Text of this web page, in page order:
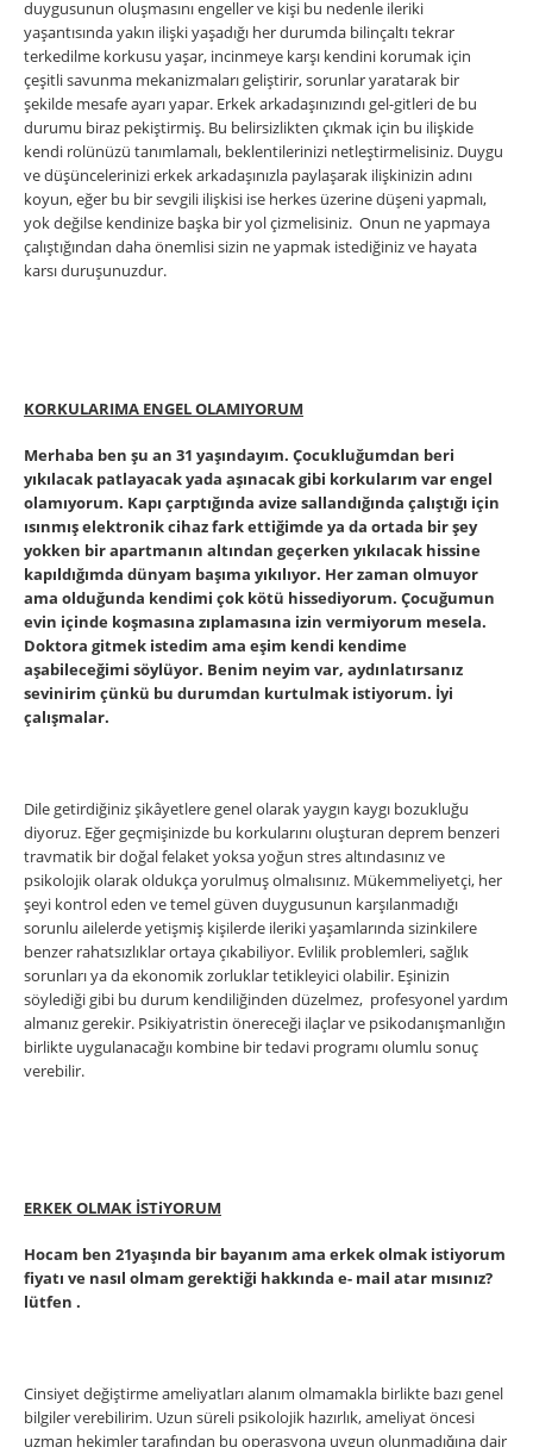
duygusunun oluşmasını engeller ve kişi bu nedenle ileriki
yaşantısında yakın ilişki yaşadığı her durumda bilinçaltı tekrar
terkedilme korkusu yaşar, incinmeye karşı kendini korumak için
çeşitli savunma mekanizmaları geliştirir, sorunlar yaratarak bir
şekilde mesafe ayarı yapar. Erkek arkadaşınızındı gel-gitleri de bu
durumu biraz pekiştirmiş. Bu belirsizlikten çıkmak için bu ilişkide
kendi rolünüzü tanımlamalı, beklentilerinizi netleştirmelisiniz. Duygu
ve düşüncelerinizi erkek arkadaşınızla paylaşarak ilişkinizin adını
koyun, eğer bu bir sevgili ilişkisi ise herkes üzerine düşeni yapmalı,
yok değilse kendinize başka bir yol çizmelisiniz. Onun ne yapmaya
çalıştığından daha önemlisi sizin ne yapmak istediğiniz ve hayata
karsı duruşunuzdur.
KORKULARIMA ENGEL OLAMIYORUM
Merhaba ben şu an 31 yaşındayım. Çocukluğumdan beri
yıkılacak patlayacak yada aşınacak gibi korkularım var engel
olamıyorum. Kapı çarptığında avize sallandığında çalıştığı için
ısınmış elektronik cihaz fark ettiğimde ya da ortada bir şey
yokken bir apartmanın altından geçerken yıkılacak hissine
kapıldığımda dünyam başıma yıkılıyor. Her zaman olmuyor
ama olduğunda kendimi çok kötü hissediyorum. Çocuğumun
evin içinde koşmasına zıplamasına izin vermiyorum mesela.
Doktora gitmek istedim ama eşim kendi kendime
aşabileceğimi söylüyor. Benim neyim var, aydınlatırsanız
sevinirim çünkü bu durumdan kurtulmak istiyorum. İyi
çalışmalar.
Dile getirdiğiniz şikâyetlere genel olarak yaygın kaygı bozukluğu
diyoruz. Eğer geçmişinizde bu korkularını oluşturan deprem benzeri
travmatik bir doğal felaket yoksa yoğun stres altındasınız ve
psikolojik olarak oldukça yorulmuş olmalısınız. Mükemmeliyetçi, her
şeyi kontrol eden ve temel güven duygusunun karşılanmadığı
sorunlu ailelerde yetişmiş kişilerde ileriki yaşamlarında sizinkilere
benzer rahatsızlıklar ortaya çıkabiliyor. Evlilik problemleri, sağlık
sorunları ya da ekonomik zorluklar tetikleyici olabilir. Eşinizin
söylediği gibi bu durum kendiliğinden düzelmez, profesyonel yardım
almanız gerekir. Psikiyatristin önereceği ilaçlar ve psikodanışmanlığın
birlikte uygulanacağıı kombine bir tedavi programı olumlu sonuç
verebilir.
ERKEK OLMAK İSTiYORUM
Hocam ben 21yaşında bir bayanım ama erkek olmak istiyorum
fiyatı ve nasıl olmam gerektiği hakkında e- mail atar mısınız?
lütfen .
Cinsiyet değiştirme ameliyatları alanım olmamakla birlikte bazı genel
bilgiler verebilirim. Uzun süreli psikolojik hazırlık, ameliyat öncesi
uzman hekimler tarafından bu operasyona uygun olunmadıǧına dair